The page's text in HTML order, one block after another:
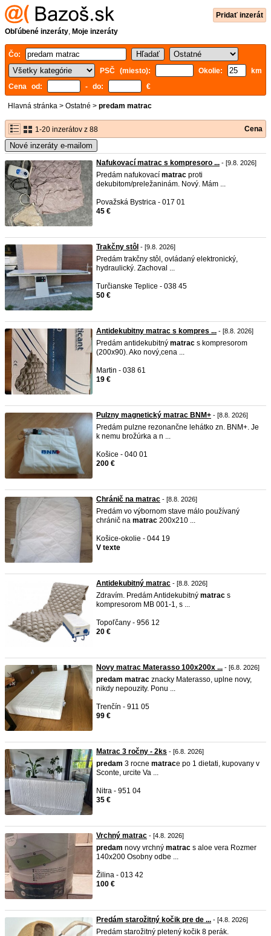
Pridať inzerát
Obľúbené inzeráty, Moje inzeráty
Čo:
PSČ (miesto):
Okolie:
km
Cena od:
- do: €
Hlavná stránka > Ostatné > predam matrac
1-20 inzerátov z 88 Cena
Nové inzeráty e-mailom
Nafukovací matrac s kompresoro ... - [9.8. 2026]
Predám nafukovací matrac proti
dekubitom/preležaninám. Nový. Mám ...
Považská Bystrica - 017 01
45 €
Trakčny stôl - [9.8. 2026]
Predám trakčny stôl, ovládaný elektronický,
hydraulický. Zachoval ...
Turčianske Teplice - 038 45
50 €
Antidekubitny matrac s kompres ... - [8.8. 2026]
Predám antidekubitný matrac s kompresorom
(200x90). Ako nový,cena ...
Martin - 038 61
19 €
Pulzny magnetický matrac BNM+ - [8.8. 2026]
Predám pulzne rezonančne lehátko zn. BNM+. Je
k nemu brožúrka a n ...
Košice - 040 01
200 €
Chránič na matrac - [8.8. 2026]
Predám vo výbornom stave málo používaný
chránič na matrac 200x210 ...
Košice-okolie - 044 19
V texte
Antidekubitný matrac - [8.8. 2026]
Zdravím. Predám Antidekubitný matrac s
kompresorom MB 001-1, s ...
Topoľčany - 956 12
20 €
Novy matrac Materasso 100x200x ... - [6.8. 2026]
predam matrac znacky Materasso, uplne novy,
nikdy nepouzity. Ponu ...
Trenčín - 911 05
99 €
Matrac 3 ročny - 2ks - [6.8. 2026]
predam 3 rocne matrace po 1 dietati, kupovany v
Sconte, urcite Va ...
Nitra - 951 04
35 €
Vrchný matrac - [4.8. 2026]
predam novy vrchný matrac s aloe vera Rozmer
140x200 Osobny odbe ...
Žilina - 013 42
100 €
Predám starožitný kočik pre de ... - [4.8. 2026]
Predám starožitný pletený kočik 8 perák.